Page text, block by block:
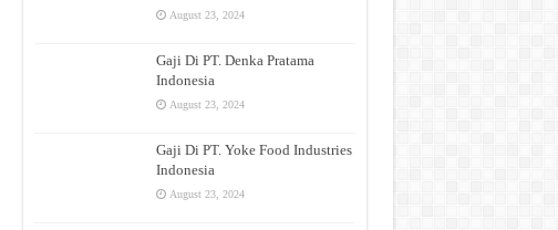
August 23, 2024
Gaji Di PT. Denka Pratama
Indonesia
August 23, 2024
Gaji Di PT. Yoke Food Industries
Indonesia
August 23, 2024